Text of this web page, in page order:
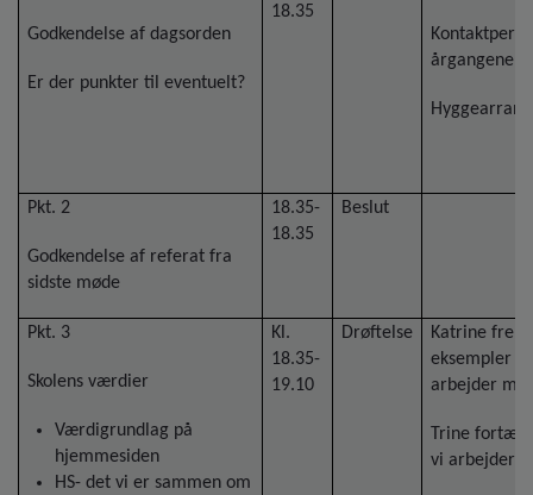
Godkendelse af dagsorden
Er der punkter til eventuelt?
18.35
årgangene
Pkt. 2
Godkendelse af referat fra
sidste møde
18.35-
18.35
Beslut
Pkt. 3
Skolens værdier
Værdigrundlag på
hjemmesiden
HS- det vi er sammen om
Kl.
18.35-
19.10
Drøftelse
Katrine
eksempler
arbejder
Trine
vi arbejder